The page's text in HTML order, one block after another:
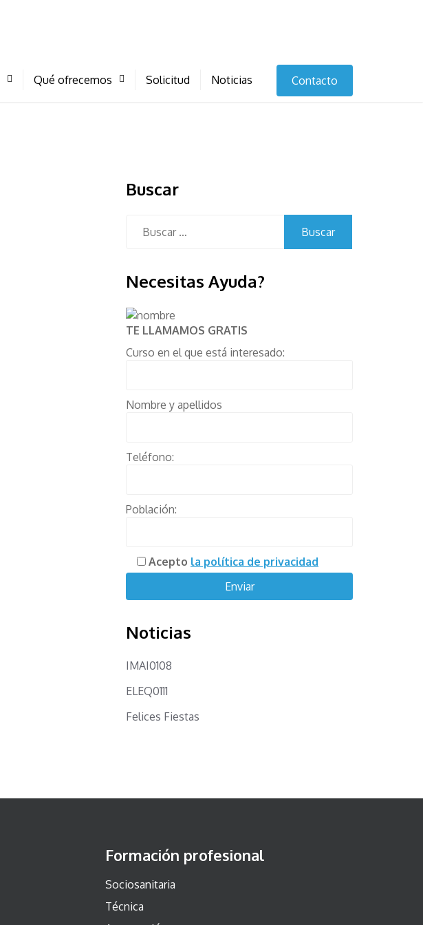
Qué ofrecemos Solicitud Noticias Contacto
Buscar
Necesitas Ayuda?
TE LLAMAMOS GRATIS
Curso en el que está interesado:
Nombre y apellidos
Teléfono:
Población:
Acepto la política de privacidad
Noticias
IMAI0108
ELEQ0111
Felices Fiestas
Formación profesional
Sociosanitaria
Técnica